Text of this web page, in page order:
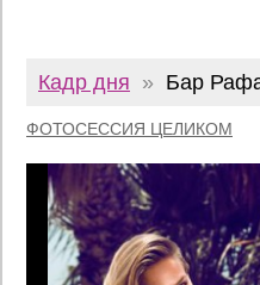
Кадр дня » Бар
ФОТОСЕССИЯ ЦЕЛИКОМ